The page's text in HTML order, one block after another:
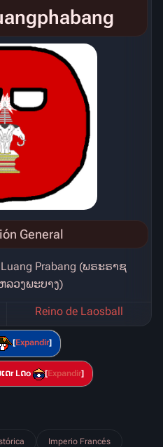
General
Luang Prabang (ພຣະຣາຊ
ລວງພະບາງ)
Reino de Laosball
Expandir
Expandir
ດr Lດo
Imperio Francés